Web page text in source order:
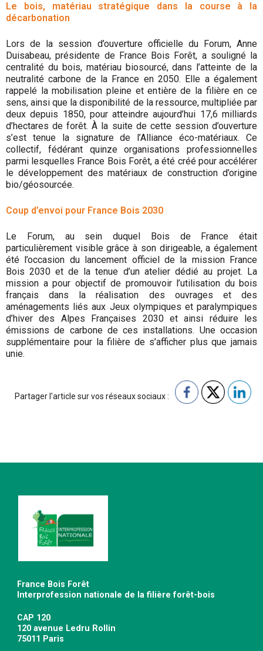
Le bois, matériau stratégique dans la course à la
décarbonation
Lors de la session d’ouverture officielle du Forum, Anne
Duisabeau, présidente de France Bois Forêt, a souligné la
centralité du bois, matériau biosourcé, dans l’atteinte de la
neutralité carbone de la France en 2050. Elle a également
rappelé la mobilisation pleine et entière de la filière en ce
sens, ainsi que la disponibilité de la ressource, multipliée par
deux depuis 1850, pour atteindre aujourd’hui 17,6 milliards
d’hectares de forêt. À la suite de cette session d’ouverture
s’est tenue la signature de l’Alliance éco-matériaux. Ce
collectif, fédérant quinze organisations professionnelles
parmi lesquelles France Bois Forêt, a été créé pour accélérer
le développement des matériaux de construction d’origine
bio/géosourcée.
Coup d’envoi pour France Bois 2030
Le Forum, au sein duquel Bois de France était
particulièrement visible grâce à son dirigeable, a également
été l’occasion du lancement officiel de la mission France
Bois 2030 et de la tenue d’un atelier dédié au projet. La
mission a pour objectif de promouvoir l’utilisation du bois
français dans la réalisation des ouvrages et des
aménagements liés aux Jeux olympiques et paralympiques
d’hiver des Alpes Françaises 2030 et ainsi réduire les
émissions de carbone de ces installations. Une occasion
supplémentaire pour la filière de s’afficher plus que jamais
unie.
Partager l'article sur vos réseaux sociaux :
France Bois Forêt
Interprofession nationale de la filière forêt-bois
CAP 120
120 avenue Ledru Rollin
75011 Paris